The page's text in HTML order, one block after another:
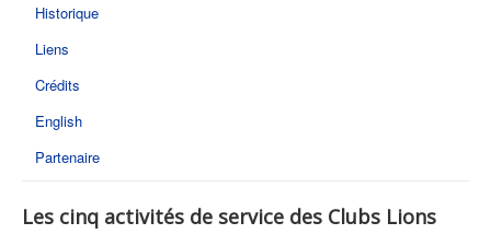
Historique
Liens
Crédits
English
Partenaire
Les cinq activités de service des Clubs Lions